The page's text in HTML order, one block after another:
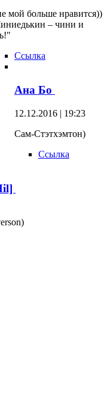
мой больше нравится))
– чини и
Ссылка
Ана Бо
12.12.2016 | 19:23
Сам-Стэтхэмтон)
Ссылка